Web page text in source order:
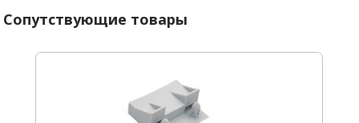
Сопутствующие товары